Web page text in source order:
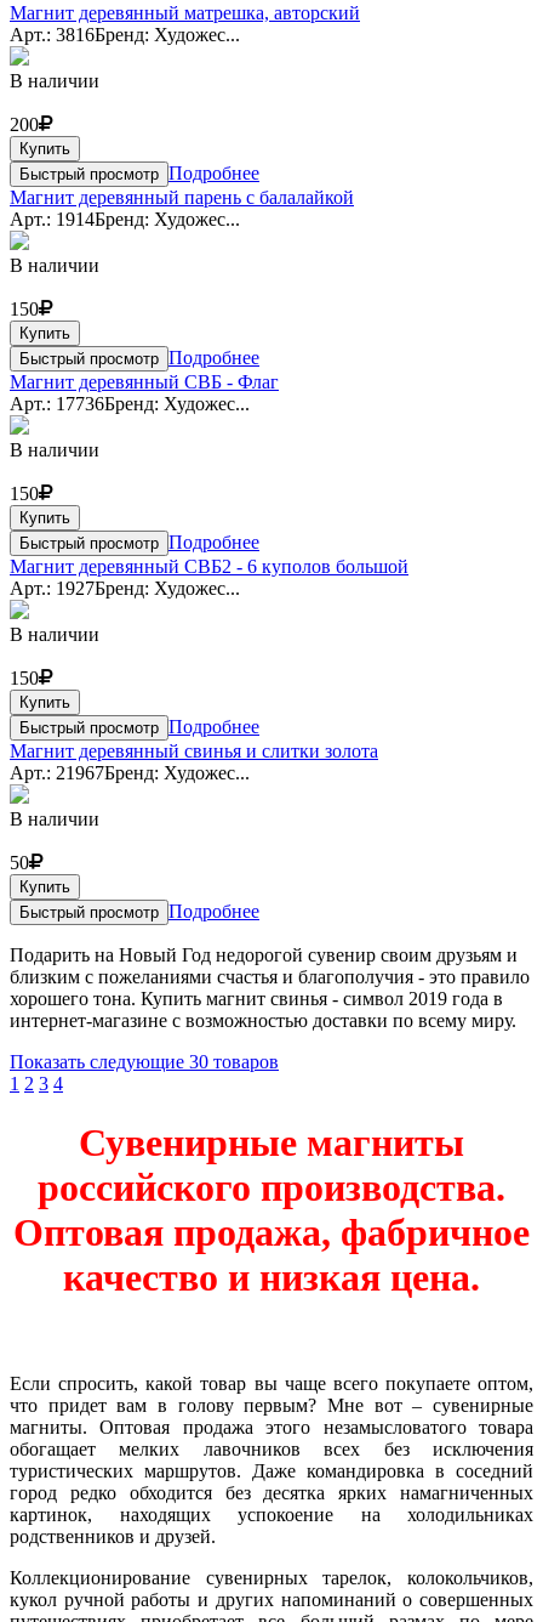
Магнит деревянный матрешка, авторский
Арт.: 3816Бренд: Художес...
В наличии
200
Купить
Быстрый просмотр Подробнее
Магнит деревянный парень с балалайкой
Арт.: 1914Бренд: Художес...
В наличии
150
Купить
Быстрый просмотр Подробнее
Магнит деревянный СВБ - Флаг
Арт.: 17736Бренд: Художес...
В наличии
150
Купить
Быстрый просмотр Подробнее
Магнит деревянный СВБ2 - 6 куполов большой
Арт.: 1927Бренд: Художес...
В наличии
150
Купить
Быстрый просмотр Подробнее
Магнит деревянный свинья и слитки золота
Арт.: 21967Бренд: Художес...
В наличии
50
Купить
Быстрый просмотр Подробнее
Подарить на Новый Год недорогой сувенир своим друзьям и
близким с пожеланиями счастья и благополучия - это правило
хорошего тона. Купить магнит cвинья - символ 2019 года в
интернет-магазине с возможностью доставки по всему миру.
Показать следующие 30 товаров
1 2 3 4
Сувенирные магниты
российского производства.
Оптовая продажа, фабричное
качество и низкая цена.
Если спросить, какой товар вы чаще всего покупаете оптом,
что придет вам в голову первым? Мне вот – сувенирные
магниты. Оптовая продажа этого незамысловатого товара
обогащает мелких лавочников всех без исключения
туристических маршрутов. Даже командировка в соседний
город редко обходится без десятка ярких намагниченных
картинок, находящих успокоение на холодильниках
родственников и друзей.
Коллекционирование сувенирных тарелок, колокольчиков,
кукол ручной работы и других напоминаний о совершенных